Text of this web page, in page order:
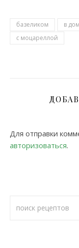
базеликом в
с моцареллой
Для отправки
авторизоваться.